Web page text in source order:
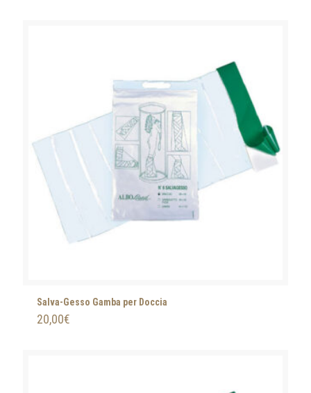
Salva-Gesso Gamba per Doccia
20,00€